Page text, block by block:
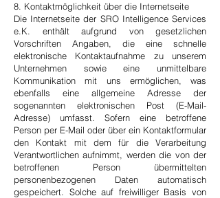
8. Kontaktmöglichkeit über die Internetseite
Die Internetseite der SRO Intelligence Services
e.K. enthält aufgrund von gesetzlichen
Vorschriften Angaben, die eine schnelle
elektronische Kontaktaufnahme zu unserem
Unternehmen sowie eine unmittelbare
Kommunikation mit uns ermöglichen, was
ebenfalls eine allgemeine Adresse der
sogenannten elektronischen Post (E-Mail-
Adresse) umfasst. Sofern eine betroffene
Person per E-Mail oder über ein Kontaktformular
den Kontakt mit dem für die Verarbeitung
Verantwortlichen aufnimmt, werden die von der
betroffenen Person übermittelten
personenbezogenen Daten automatisch
gespeichert. Solche auf freiwilliger Basis von